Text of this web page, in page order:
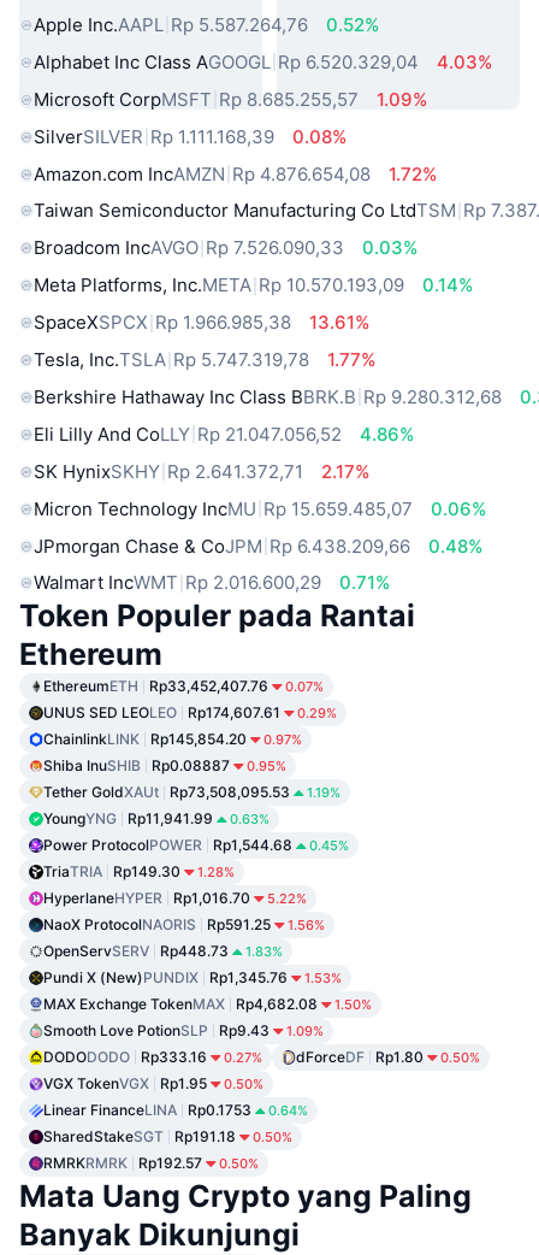
Apple Inc.AAPL Rp 5.587.264,76
0.52%
Alphabet Inc Class AGOOGL Rp 6.520.329,04
4.03%
Microsoft CorpMSFT Rp 8.685.255,57
1.09%
SilverSILVER Rp 1.111.168,39
0.08%
Amazon.com IncAMZN Rp 4.876.654,08
1.72%
Taiwan Semiconductor Manufacturing Co LtdTSM Rp
Broadcom IncAVGO Rp 7.526.090,33
0.03%
Meta Platforms, Inc.META Rp 10.570.193,09
0.14%
SpaceXSPCX Rp 1.966.985,38
13.61%
Tesla, Inc.TSLA Rp 5.747.319,78
1.77%
Berkshire Hathaway Inc Class BBRK.B Rp 9.280.312,68
Eli Lilly And CoLLY Rp 21.047.056,52
4.86%
SK HynixSKHY Rp 2.641.372,71
2.17%
Micron Technology IncMU Rp 15.659.485,07
0.06%
JPmorgan Chase & CoJPM Rp 6.438.209,66
0.48%
Walmart IncWMT Rp 2.016.600,29 0.71%
Token Populer pada Rantai
Ethereum
EthereumETH Rp33,452,407.76 0.07%
UNUS SED LEOLEO Rp174,607.61 0.29%
ChainlinkLINK Rp145,854.20 0.97%
Shiba InuSHIB Rp0.08887 0.95%
Tether GoldXAUt Rp73,508,095.53 1.19%
YoungYNG Rp11,941.99 0.63%
Power ProtocolPOWER Rp1,544.68 0.45%
TriaTRIA Rp149.30 1.28%
HyperlaneHYPER Rp1,016.70 5.22%
NaoX ProtocolNAORIS Rp591.25 1.56%
OpenServSERV Rp448.73 1.83%
Pundi X (New)PUNDIX Rp1,345.76 1.53%
MAX Exchange TokenMAX Rp4,682.08 1.50%
Smooth Love PotionSLP Rp9.43 1.09%
DODODODO Rp333.16 0.27% dForceDF Rp1.80 0.50%
VGX TokenVGX Rp1.95 0.50%
Linear FinanceLINA Rp0.1753 0.64%
SharedStakeSGT Rp191.18 0.50%
RMRKRMRK Rp192.57 0.50%
Mata Uang Crypto yang Paling
Banyak Dikunjungi